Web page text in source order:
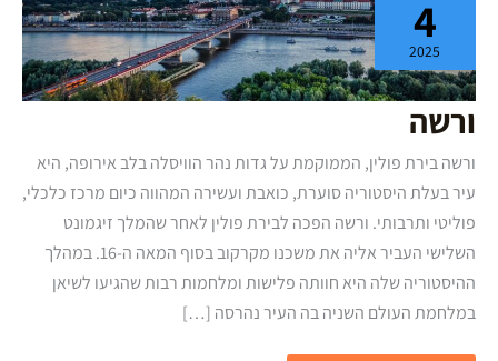
4
2025
ורשה
ורשה בירת פולין, הממוקמת על גדות נהר הוויסלה בלב אירופה, היא
עיר בעלת היסטוריה סוערת, כואבת ועשירה המהווה כיום מרכז כלכלי,
פוליטי ותרבותי. ורשה הפכה לבירת פולין לאחר שהמלך זיגמונט
השלישי העביר אליה את משכנו מקרקוב בסוף המאה ה-16. במהלך
ההיסטוריה שלה היא חוותה פלישות ומלחמות רבות שהגיעו לשיאן
במלחמת העולם השניה בה העיר נהרסה […]